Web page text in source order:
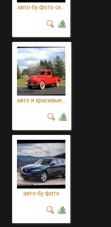
авто бу фото ск...
авто и красивые...
авто бу фото